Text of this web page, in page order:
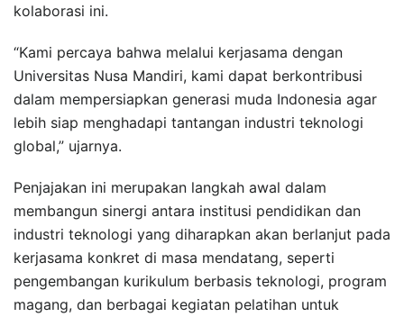
kolaborasi ini.
“Kami percaya bahwa melalui kerjasama dengan
Universitas Nusa Mandiri, kami dapat berkontribusi
dalam mempersiapkan generasi muda Indonesia agar
lebih siap menghadapi tantangan industri teknologi
global,” ujarnya.
Penjajakan ini merupakan langkah awal dalam
membangun sinergi antara institusi pendidikan dan
industri teknologi yang diharapkan akan berlanjut pada
kerjasama konkret di masa mendatang, seperti
pengembangan kurikulum berbasis teknologi, program
magang, dan berbagai kegiatan pelatihan untuk